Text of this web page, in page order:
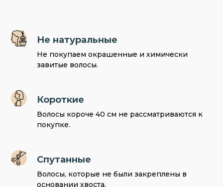
Не натуральные
Не покупаем окрашенные и химически
завитые волосы.
Короткие
Волосы короче 40 см не рассматриваются к
покупке.
Спутанные
Волосы, которые не были закреплены в
основании хвоста.